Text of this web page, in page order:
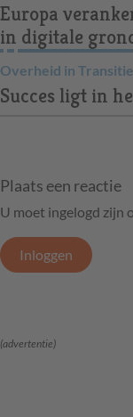
Europa
in digitale
Overheid in Transitie
Succes ligt in
Plaats een reactie
U moet ingelogd zijn
Inloggen
(advertentie)